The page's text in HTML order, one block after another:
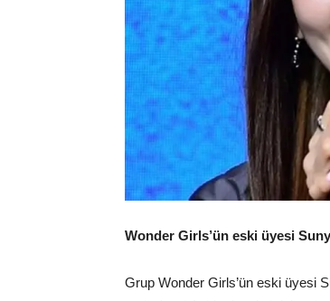
Wonder Girls’ün eski üyesi
Grup Wonder Girls’ün eski üyesi